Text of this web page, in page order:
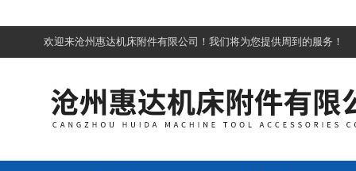
欢迎来沧州惠达机床附件有限公司！我们将为您提供周到的服务！